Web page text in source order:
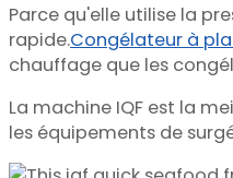
Parce qu'elle utilise la
rapide.Congélateur à
chauffage que les
La machine IQF est la
les équipements de